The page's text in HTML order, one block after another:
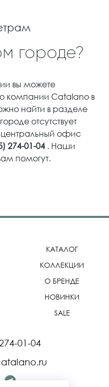
городе?
вы можете
компании Catalano в
найти в разделе
отсутствует
центральный офис
274-01-04 . Наши
помогут.
КАТАЛОГ
КОЛЛЕКЦИИ
О БРЕНДЕ
НОВИНКИ
SALE
01-04